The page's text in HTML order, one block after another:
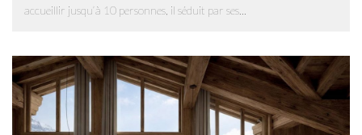
accueillir jusqu’à 10 personnes, il séduit par ses...